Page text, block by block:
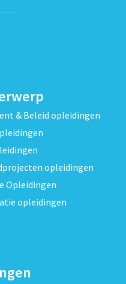
& Beleid opleidingen
opleidingen
Opleidingen
opleidingen